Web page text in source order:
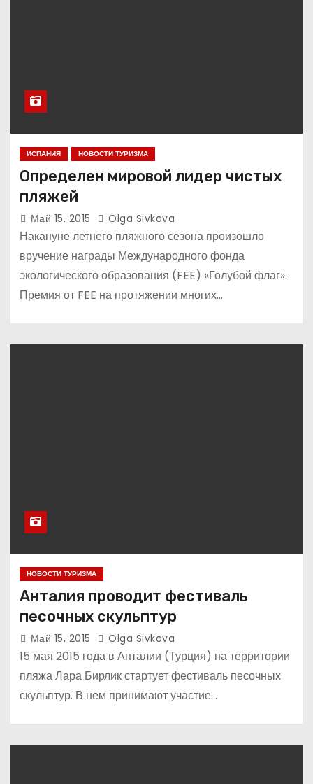
ИСПАНИЯ НОВОСТИ ТУРИЗМА
Определен мировой лидер чистых
пляжей
Май 15, 2015 Olga Sivkova
Накануне летнего пляжного сезона произошло
вручение награды Международного фонда
экологического образования (FEE) «Голубой флаг».
Премия от FEE на протяжении многих…
НОВОСТИ ТУРИЗМА
Анталия проводит фестиваль
песочных скульптур
Май 15, 2015 Olga Sivkova
15 мая 2015 года в Анталии (Турция) на территории
пляжа Лара Бирлик стартует фестиваль песочных
скульптур. В нем принимают участие…